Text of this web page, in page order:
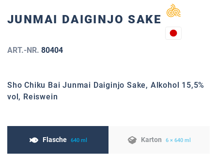
JUNMAI DAIGINJO SAKE
ART.-NR. 80404
Sho Chiku Bai Junmai Daiginjo Sake, Alkohol 15,5%
vol, Reiswein
Flasche 640 ml Karton 6 × 640 ml